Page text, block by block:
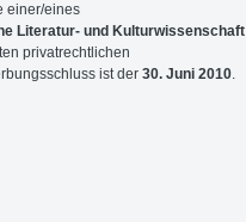
einer/eines
Literatur- und Kulturwissenschaft
privatrechtlichen
ist der 30. Juni 2010.